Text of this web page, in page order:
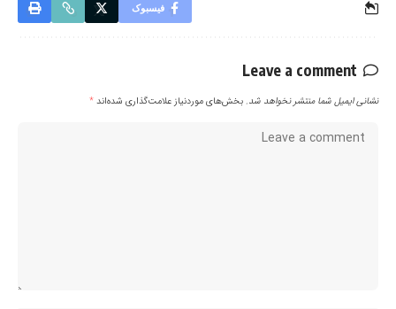
فیسبوک
Leave a comment
نشانی ایمیل شما منتشر نخواهد شد. بخش‌های موردنیاز علامت‌گذاری شده‌اند*